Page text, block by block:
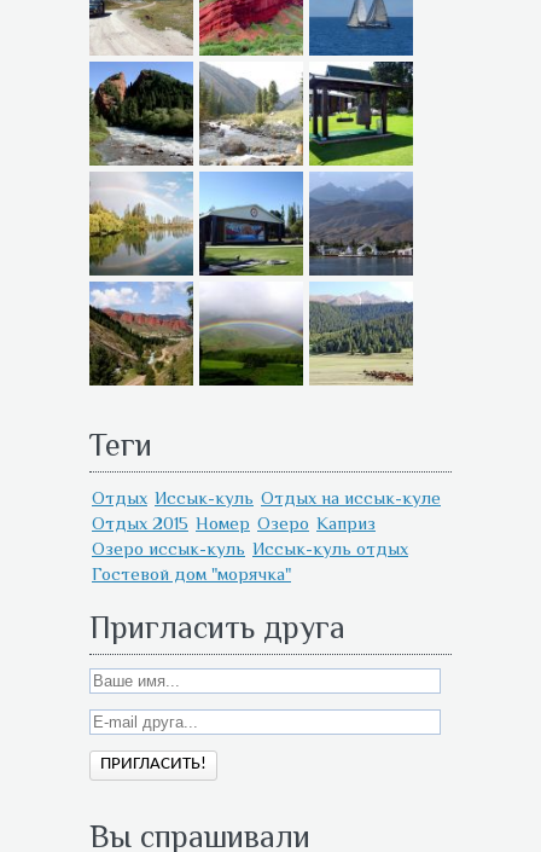
Теги
Отдых Иссык-куль Отдых на иссык-куле
Отдых 2015 Номер Озеро Каприз
Озеро иссык-куль Иссык-куль отдых
Гостевой дом "морячка"
Пригласить друга
Вы спрашивали